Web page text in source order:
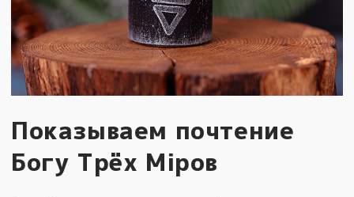
Показываем почтение
Богу Трёх Мiров